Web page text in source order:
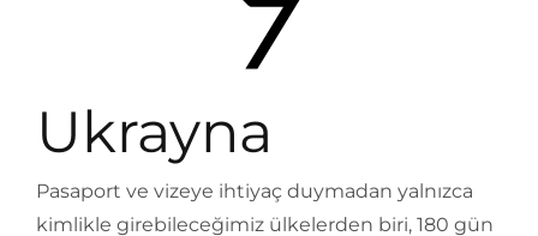
Ukrayna
Pasaport ve vizeye ihtiyaç duymadan yalnızca
kimlikle girebileceğimiz ülkelerden biri, 180 gün